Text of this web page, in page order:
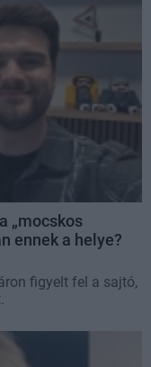
„mocskos
ennek a helye?
figyelt fel a sajtó,